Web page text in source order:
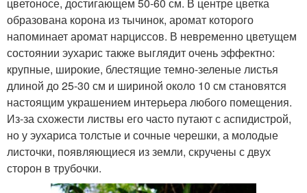
цветоносе, достигающем 50-60 см. В центре цветка
образована корона из тычинок, аромат которого
напоминает аромат нарциссов. В невременно цветущем
состоянии эухарис также выглядит очень эффектно:
крупные, широкие, блестящие темно-зеленые листья
длиной до 25-30 см и шириной около 10 см становятся
настоящим украшением интерьера любого помещения.
Из-за схожести листвы его часто путают с аспидистрой,
но у эухариса толстые и сочные черешки, а молодые
листочки, появляющиеся из земли, скручены с двух
сторон в трубочки.